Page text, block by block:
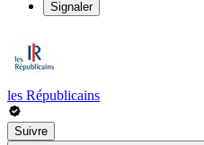
Signaler
les Républicains
Suivre